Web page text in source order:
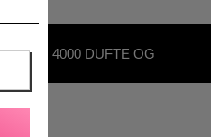
OVER 4000 DUFTE OG
SKØNHEDSPRODUKTER